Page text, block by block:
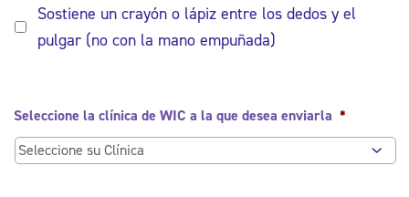
Sostiene un crayón o lápiz entre los dedos y el
pulgar (no con la mano empuñada)
Seleccione la clínica de WIC a la que desea enviarla *